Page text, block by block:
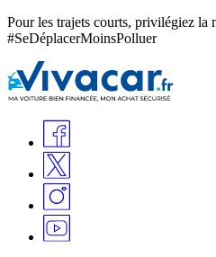
Pour les trajets courts, privilégiez la
#SeDéplacerMoinsPolluer